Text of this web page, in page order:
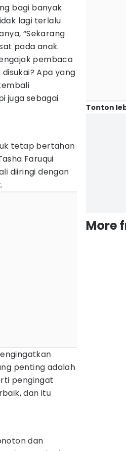
bagi banyak
lagi terlalu
“Sekarang
pada anak.
pembaca
Apa yang
juga sebagai
tetap bertahan
Faruqui
diiringi dengan
penting adalah
pengingat
dan itu
dan
Tonton
More